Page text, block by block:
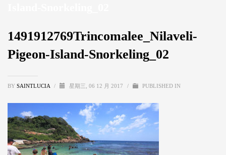
1491912769Trincomalee_Nilaveli-
Pigeon-Island-Snorkeling_02
BY SAINTLUCIA / 星期三, 06 12 月 2017 / PUBLISHED IN